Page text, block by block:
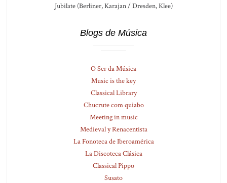
Jubilate (Berliner, Karajan / Dresden, Klee)
Blogs de Música
O Ser da Música
Music is the key
Classical Library
Chucrute com quiabo
Meeting in music
Medieval y Renacentista
La Fonoteca de Iberoamérica
La Discoteca Clásica
Classical Pippo
Susato